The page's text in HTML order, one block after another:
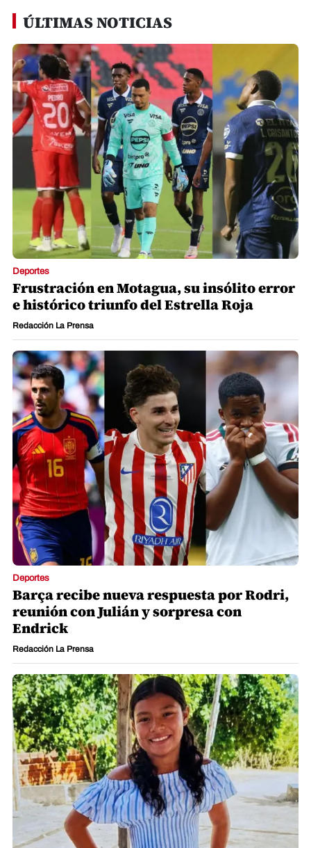
ÚLTIMAS NOTICIAS
Deportes
Frustración en Motagua, su insólito error
e histórico triunfo del Estrella Roja
Redacción La Prensa
Deportes
Barça recibe nueva respuesta por Rodri,
reunión con Julián y sorpresa con
Endrick
Redacción La Prensa